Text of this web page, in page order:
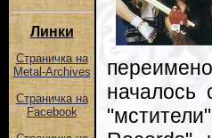
Линки
Страничка на
Metal-Archives
Страничка на
Facebook
началось